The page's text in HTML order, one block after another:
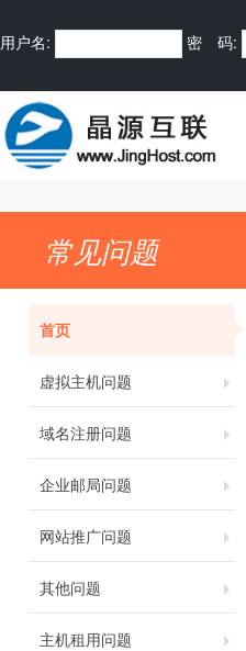
用户名: 密 码:
常见问题
首页
虚拟主机问题
域名注册问题
企业邮局问题
网站推广问题
其他问题
主机租用问题